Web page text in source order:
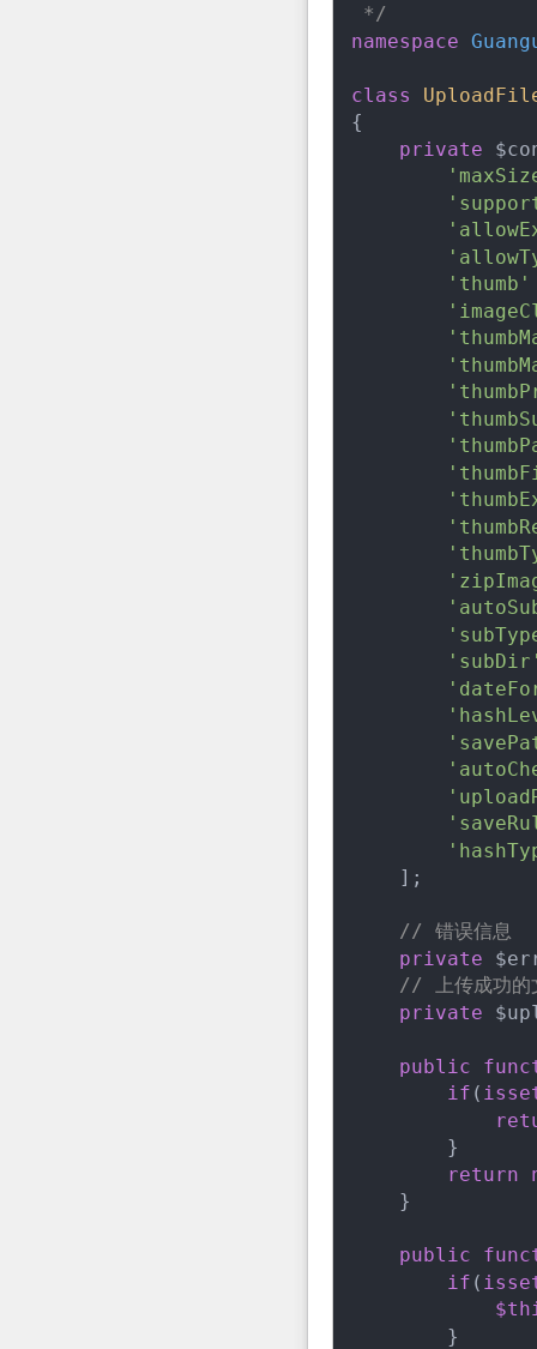
*/
namespace
class
{
private
'thumb'
    ];
// 错误信息
private
// 上传成功的
private
public
if (
        }
return
    }
public
if (
        }